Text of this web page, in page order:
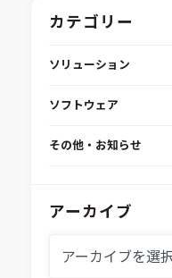
カテゴリー
ソリューション
組込みソフトウェア
システムシミュレーシ
ソフトウェア
modeFRONTIER
Ansys SCADE
その他・お知らせ
IDAJからのお知らせ
アーカイブ